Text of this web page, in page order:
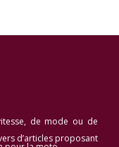
de mode ou de
d’articles proposant